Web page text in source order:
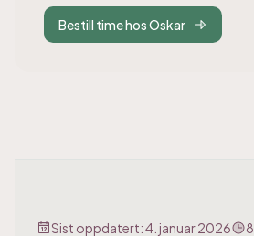
Bestill time hos Oskar
Sist oppdatert:4. januar 2026 8